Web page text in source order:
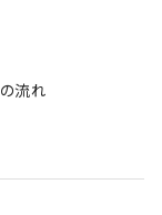
流れ